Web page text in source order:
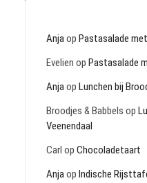
Anjaop Pastasalade
Evelien op Pastasalade
Anjaop Lunchen bij
Broodjes & Babbels op
Veenendaal
Carl op Chocoladetaart
Anjaop Indische